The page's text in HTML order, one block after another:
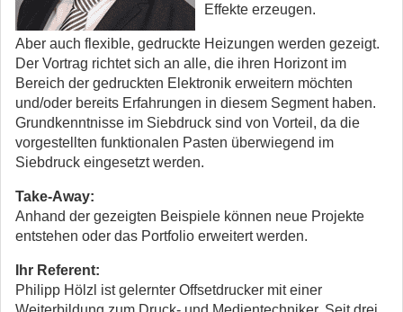
Effekte erzeugen.
Aber auch flexible, gedruckte Heizungen werden gezeigt.
Der Vortrag richtet sich an alle, die ihren Horizont im
Bereich der gedruckten Elektronik erweitern möchten
und/oder bereits Erfahrungen in diesem Segment haben.
Grundkenntnisse im Siebdruck sind von Vorteil, da die
vorgestellten funktionalen Pasten überwiegend im
Siebdruck eingesetzt werden.
Take-Away:
Anhand der gezeigten Beispiele können neue Projekte
entstehen oder das Portfolio erweitert werden.
Ihr Referent:
Philipp Hölzl ist gelernter Offsetdrucker mit einer